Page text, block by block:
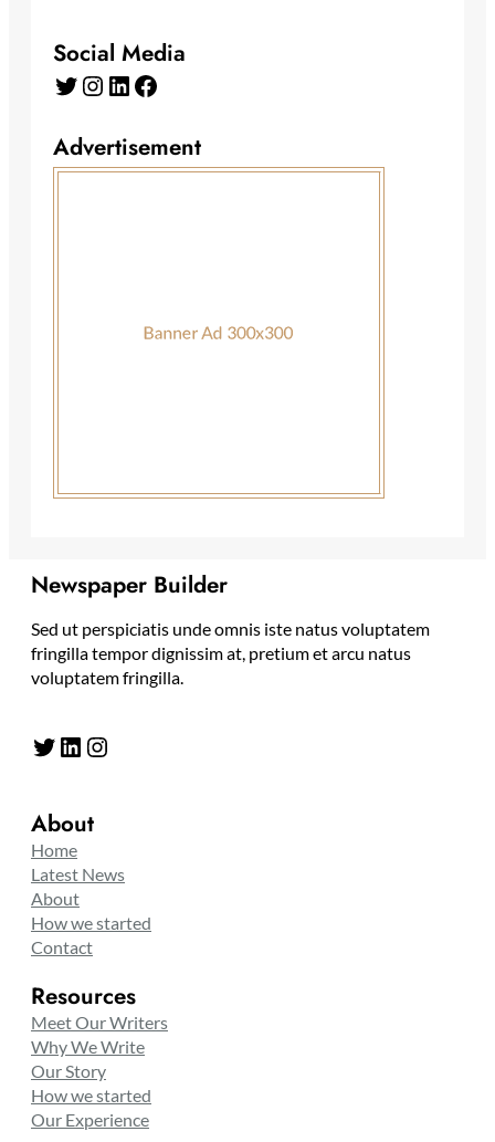
Social Media
Twitter Instagram LinkedIn Facebook
Advertisement
Newspaper Builder
Sed ut perspiciatis unde omnis iste natus voluptatem
fringilla tempor dignissim at, pretium et arcu natus
voluptatem fringilla.
Twitter LinkedIn Instagram
About
Home
Latest News
About
How we started
Contact
Resources
Meet Our Writers
Why We Write
Our Story
How we started
Our Experience